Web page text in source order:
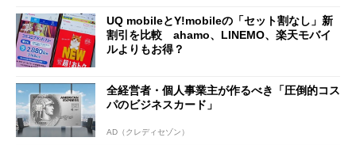
UQ mobileとY!mobileの「セット割なし」新
割引を比較 ahamo、LINEMO、楽天モバイ
ルよりもお得？
全経営者・個人事業主が作るべき「圧倒的コス
パのビジネスカード」
AD（クレディセゾン）